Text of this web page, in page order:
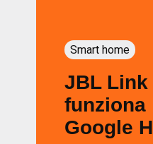
Smart home
JBL Link
funziona
Google